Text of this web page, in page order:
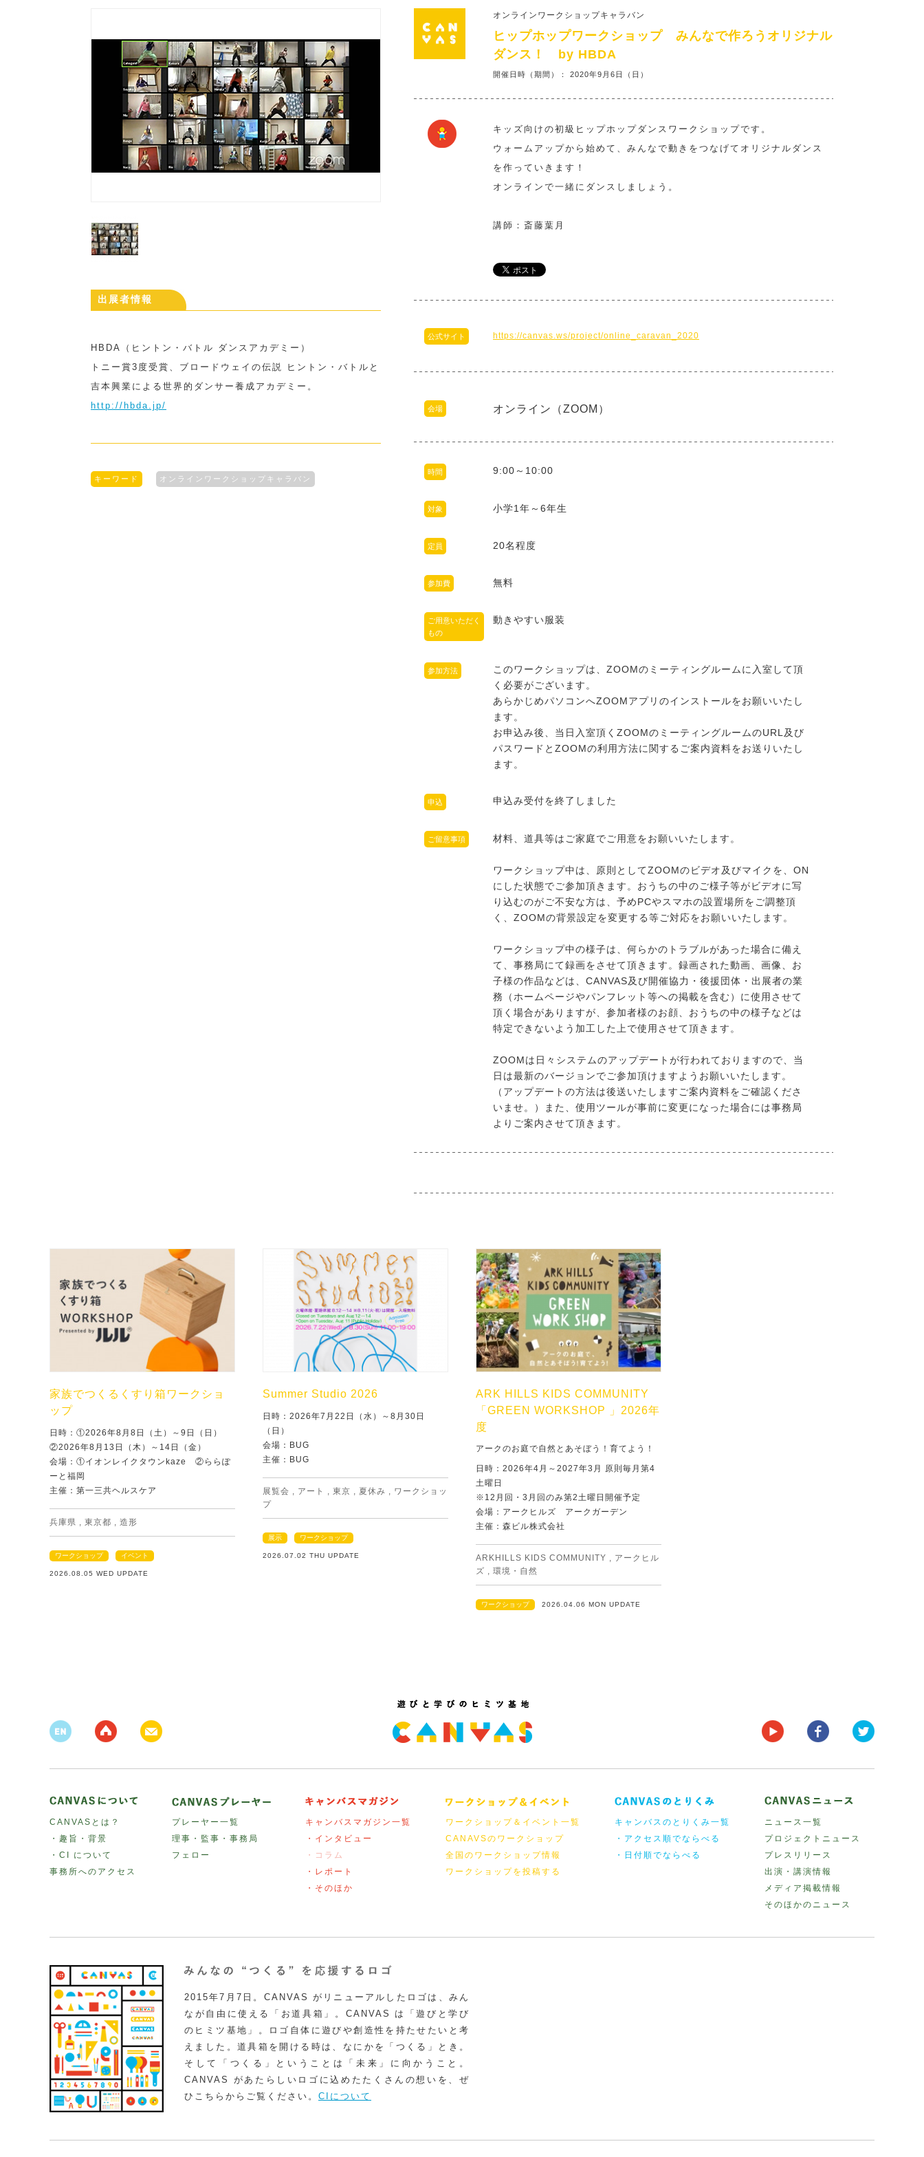
出展者情報
HBDA（ヒントン・バトル ダンスアカデミー）
トニー賞3度受賞、ブロードウェイの伝説 ヒントン・バトルと
吉本興業による世界的ダンサー養成アカデミー。
http://hbda.jp/
キーワード オンラインワークショップキャラバン
オンラインワークショップキャラバン
ヒップホップワークショップ みんなで作ろうオリジナル
ダンス！ by HBDA
開催日時（期間）： 2020年9月6日（日）
キッズ向けの初級ヒップホップダンスワークショップです。
ウォームアップから始めて、みんなで動きをつなげてオリジナルダンス
を作っていきます！
オンラインで一緒にダンスしましょう。
講師：斎藤葉月
公式サイト https://canvas.ws/project/online_caravan_2020
会場 オンライン（ZOOM）
時間 9:00～10:00
対象 小学1年～6年生
定員 20名程度
参加費 無料
ご用意いただく
もの
動きやすい服装
参加方法
このワークショップは、ZOOMのミーティングルームに入室して頂
く必要がございます。
あらかじめパソコンへZOOMアプリのインストールをお願いいたし
ます。
お申込み後、当日入室頂くZOOMのミーティングルームのURL及び
パスワードとZOOMの利用方法に関するご案内資料をお送りいたし
ます。
申込 申込み受付を終了しました
ご留意事項 材料、道具等はご家庭でご用意をお願いいたします。
ワークショップ中は、原則としてZOOMのビデオ及びマイクを、ON
にした状態でご参加頂きます。おうちの中のご様子等がビデオに写
り込むのがご不安な方は、予めPCやスマホの設置場所をご調整頂
く、ZOOMの背景設定を変更する等ご対応をお願いいたします。
ワークショップ中の様子は、何らかのトラブルがあった場合に備え
て、事務局にて録画をさせて頂きます。録画された動画、画像、お
子様の作品などは、CANVAS及び開催協力・後援団体・出展者の業
務（ホームページやパンフレット等への掲載を含む）に使用させて
頂く場合がありますが、参加者様のお顔、おうちの中の様子などは
特定できないよう加工した上で使用させて頂きます。
ZOOMは日々システムのアップデートが行われておりますので、当
日は最新のバージョンでご参加頂けますようお願いいたします。
（アップデートの方法は後送いたしますご案内資料をご確認くださ
いませ。）また、使用ツールが事前に変更になった場合には事務局
よりご案内させて頂きます。
家族でつくるくすり箱ワークショ
ップ
日時：①2026年8月8日（土）～9日（日）
②2026年8月13日（木）～14日（金）
会場：①イオンレイクタウンkaze ②ららぽ
ーと福岡
主催：第一三共ヘルスケア
兵庫県 東京都 造形
ワークショップ イベント
2026.08.05 WED UPDATE
Summer Studio 2026
日時：2026年7月22日（水）～8月30日
（日）
会場：BUG
主催：BUG
展覧会 アート 東京 夏休み
ワークショッ
プ
展示 ワークショップ
2026.07.02 THU UPDATE
ARK HILLS KIDS COMMUNITY
「GREEN WORKSHOP 」2026年
度
アークのお庭で自然とあそぼう！育てよう！
日時：2026年4月～2027年3月 原則毎月第4
土曜日
※12月回・3月回のみ第2土曜日開催予定
会場：アークヒルズ アークガーデン
主催：森ビル株式会社
ARKHILLS KIDS COMMUNITY
アークヒル
ズ
環境・自然
ワークショップ 2026.04.06 MON UPDATE
CANVASとは？
・趣旨・背景
・CI について
事務所へのアクセス
プレーヤー一覧
理事・監事・事務局
フェロー
キャンバスマガジン一覧
・インタビュー
・コラム
・レポート
・そのほか
ワークショップ＆イベント一覧
CANAVSのワークショップ
全国のワークショップ情報
ワークショップを投稿する
キャンバスのとりくみ一覧
・アクセス順でならべる
・日付順でならべる
ニュース一覧
プロジェクトニュース
プレスリリース
出演・講演情報
メディア掲載情報
そのほかのニュース
2015年7月7日。CANVAS がリニューアルしたロゴは、みん
なが自由に使える「お道具箱」。CANVAS は「遊びと学び
のヒミツ基地」。ロゴ自体に遊びや創造性を持たせたいと考
えました。道具箱を開ける時は、なにかを「つくる」とき。
そして「つくる」ということは「未来」に向かうこと。
CANVAS があたらしいロゴに込めたたくさんの想いを、ぜ
ひこちらからご覧ください。 CIについて